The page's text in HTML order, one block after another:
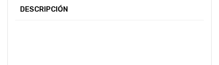
DESCRIPCIÓN